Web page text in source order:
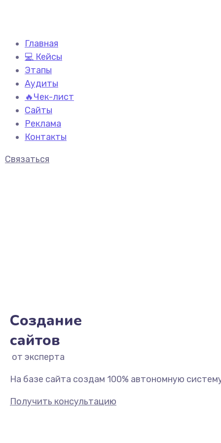
Главная
💻 Кейсы
Этапы
Аудиты
🔥Чек-лист
Сайты
Реклама
Контакты
Связаться
Создание
сайтов
На базе сайта создам 100% автономную
Получить консультацию